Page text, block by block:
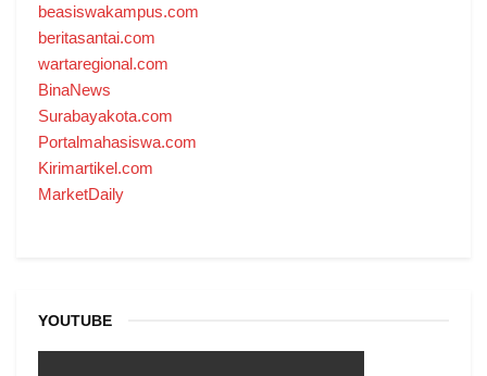
beasiswakampus.com
beritasantai.com
wartaregional.com
BinaNews
Surabayakota.com
Portalmahasiswa.com
Kirimartikel.com
MarketDaily
YOUTUBE